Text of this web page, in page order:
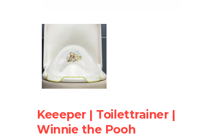
Keeeper | Toilettrainer |
Winnie the Pooh